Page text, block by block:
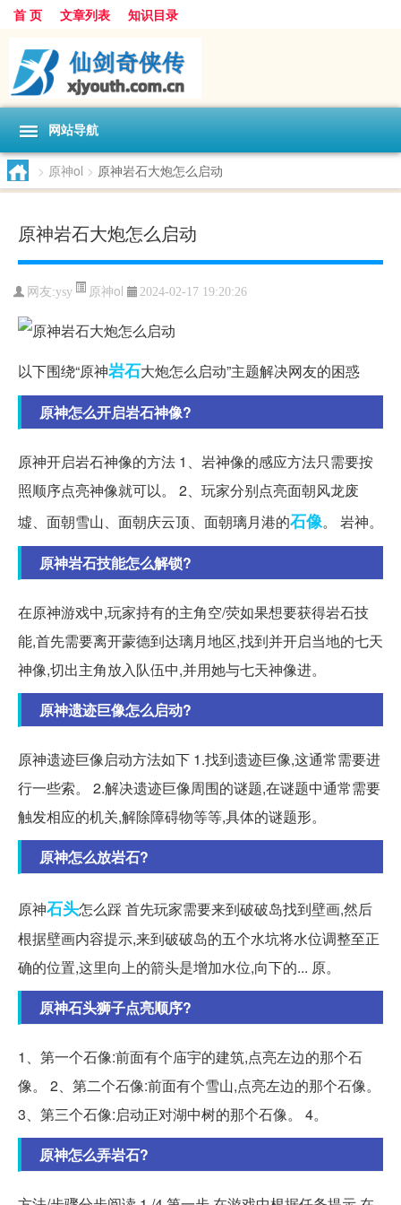
首 页 文章列表 知识目录
网站导航
> 原神ol > 原神岩石大炮怎么启动
原神岩石大炮怎么启动
网友:ysy 原神ol 2024-02-17 19:20:26
以下围绕“原神岩石大炮怎么启动”主题解决网友的困惑
原神怎么开启岩石神像?
原神开启岩石神像的方法 1、岩神像的感应方法只需要按
照顺序点亮神像就可以。 2、玩家分别点亮面朝风龙废
墟、面朝雪山、面朝庆云顶、面朝璃月港的石像。 岩神。
原神岩石技能怎么解锁?
在原神游戏中,玩家持有的主角空/荧如果想要获得岩石技
能,首先需要离开蒙德到达璃月地区,找到并开启当地的七天
神像,切出主角放入队伍中,并用她与七天神像进。
原神遗迹巨像怎么启动?
原神遗迹巨像启动方法如下 1.找到遗迹巨像,这通常需要进
行一些索。 2.解决遗迹巨像周围的谜题,在谜题中通常需要
触发相应的机关,解除障碍物等等,具体的谜题形。
原神怎么放岩石?
原神石头怎么踩 首先玩家需要来到破破岛找到壁画,然后
根据壁画内容提示,来到破破岛的五个水坑将水位调整至正
确的位置,这里向上的箭头是增加水位,向下的... 原。
原神石头狮子点亮顺序?
1、第一个石像:前面有个庙宇的建筑,点亮左边的那个石
像。 2、第二个石像:前面有个雪山,点亮左边的那个石像。
3、第三个石像:启动正对湖中树的那个石像。 4。
原神怎么弄岩石?